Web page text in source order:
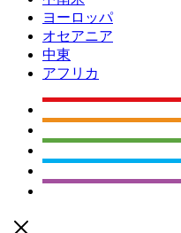
ヨーロッパ
オセアニア
中東
アフリカ